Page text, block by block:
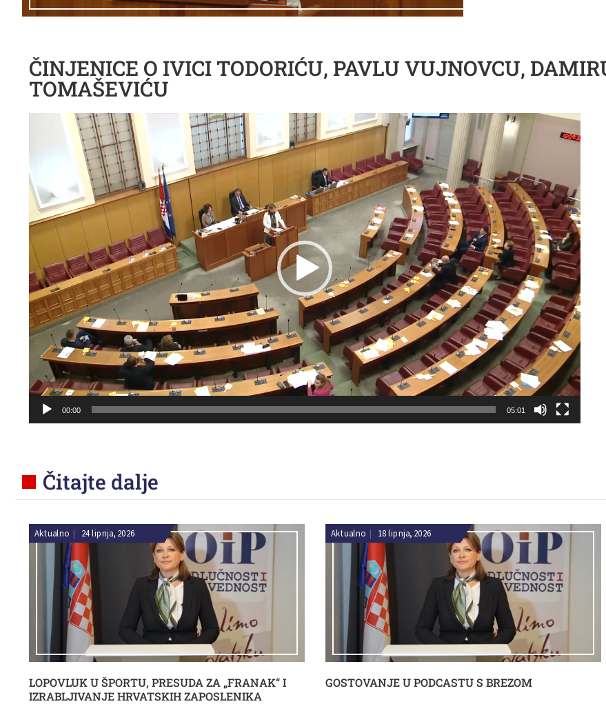
ČINJENICE O IVICI TODORIĆU, PAVLU VUJNOVCU,
TOMAŠEVIĆU
Reproduktor
videozapisa
00:00 05:01
Čitajte dalje
LOPOVLUK U ŠPORTU, PRESUDA ZA „FRANAK“ I
IZRABLJIVANJE HRVATSKIH ZAPOSLENIKA
Aktualno | 24 lipnja, 2026
GOSTOVANJE U PODCASTU S BREZOM
Aktualno | 18 lipnja, 2026